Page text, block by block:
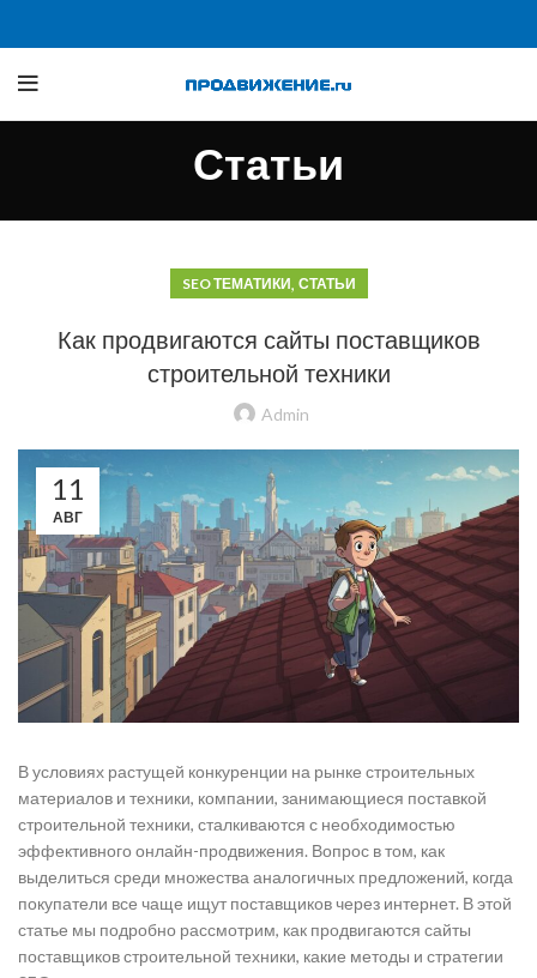
Статьи
SEO ТЕМАТИКИ, СТАТЬИ
Как продвигаются сайты поставщиков
строительной техники
Admin
11
АВГ
В условиях растущей конкуренции на рынке строительных
материалов и техники, компании, занимающиеся поставкой
строительной техники, сталкиваются с необходимостью
эффективного онлайн-продвижения. Вопрос в том, как
выделиться среди множества аналогичных предложений, когда
покупатели все чаще ищут поставщиков через интернет. В этой
статье мы подробно рассмотрим, как продвигаются сайты
поставщиков строительной техники, какие методы и стратегии